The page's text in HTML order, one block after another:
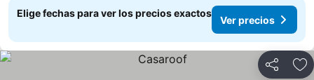
Elige fechas para ver los precios exactos
Ver precios
Compartir